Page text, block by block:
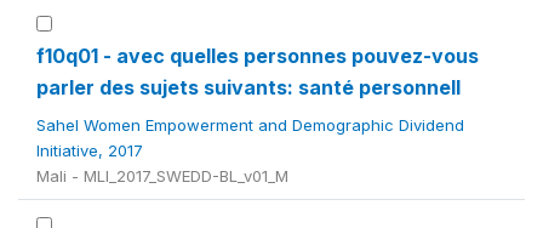
f10q01 - avec quelles personnes pouvez-vous
parler des sujets suivants: santé personnell
Sahel Women Empowerment and Demographic Dividend
Initiative, 2017
Mali - MLI_2017_SWEDD-BL_v01_M